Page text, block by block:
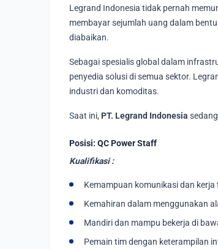
Legrand Indonesia tidak pernah
membayar sejumlah uang dalam
diabaikan.
Sebagai spesialis global dalam
penyedia solusi di semua sektor.
industri dan komoditas.
Saat ini, PT. Legrand Indonesia
Posisi: QC Power Staff
Kualifikasi :
Kemampuan komunikasi dan kerja
Kemahiran dalam menggunakan
Mandiri dan mampu bekerja di
Pemain tim dengan keterampilan